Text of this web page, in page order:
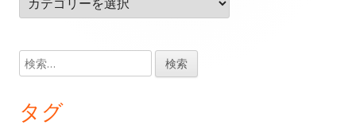
ー・
ン
ン
テ
リ
ー
検
索:
タグ